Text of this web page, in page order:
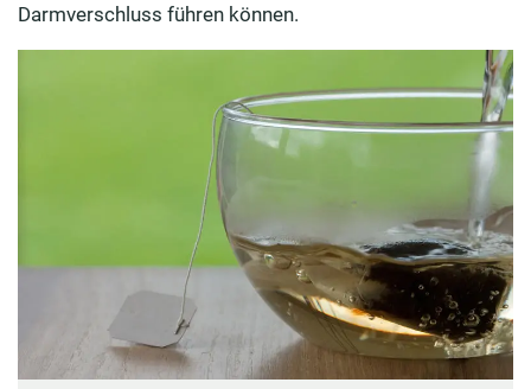
Darmverschluss führen können.